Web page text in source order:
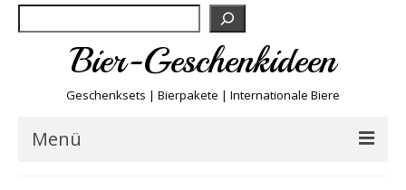
Bier-Geschenkideen
Geschenksets | Bierpakete | Internationale Biere
Menü